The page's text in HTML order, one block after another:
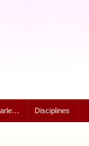
Disciplines